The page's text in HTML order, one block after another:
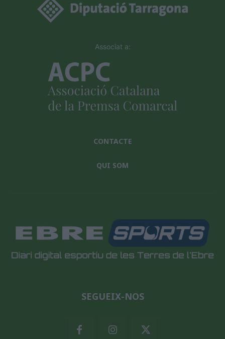
Associat a:
CONTACTE
QUI SOM
SEGUEIX-NOS